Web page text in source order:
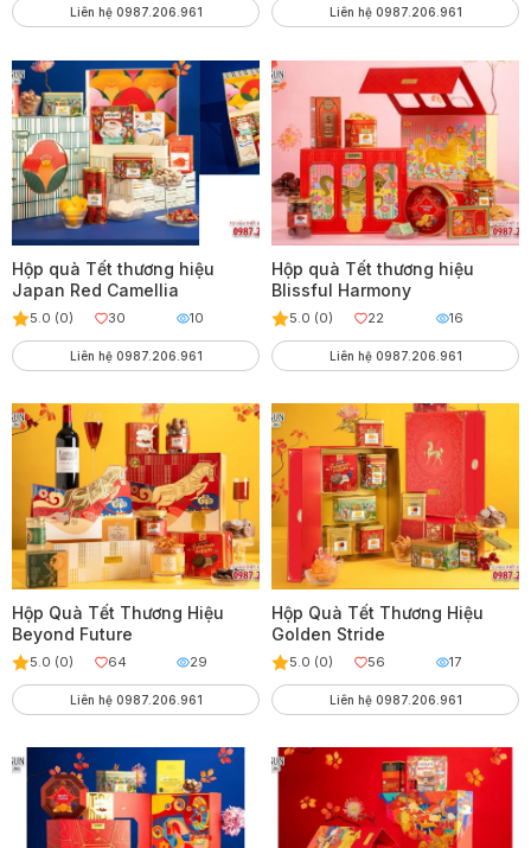
Liên hệ 0987.206.961 Liên hệ 0987.206.961
Hộp quà Tết thương hiệu
Japan Red Camellia
5.0 (0) 30 10
Liên hệ 0987.206.961
Hộp quà Tết thương hiệu
Blissful Harmony
5.0 (0) 22 16
Liên hệ 0987.206.961
Hộp Quà Tết Thương Hiệu
Beyond Future
5.0 (0) 64 29
Liên hệ 0987.206.961
Hộp Quà Tết Thương Hiệu
Golden Stride
5.0 (0) 56 17
Liên hệ 0987.206.961